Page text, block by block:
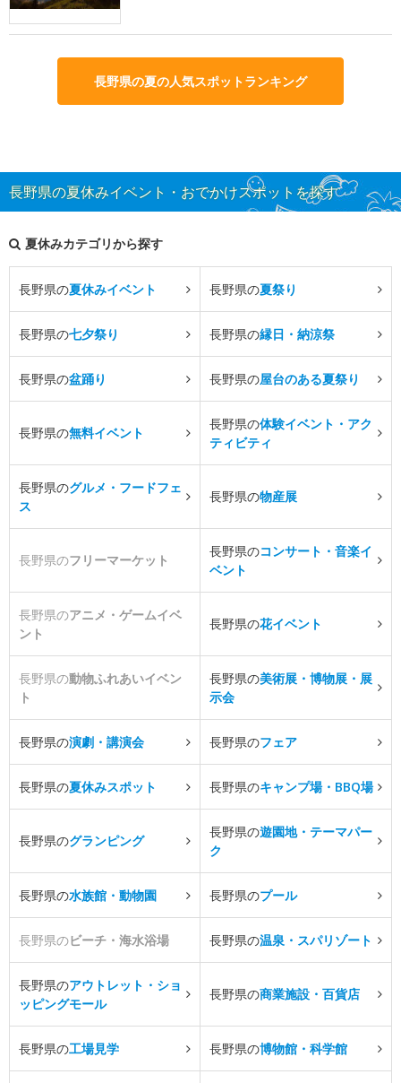
長野県の夏の人気スポットランキング
長野県の夏休みイベント・おでかけスポットを探す
夏休みカテゴリから探す
長野県の夏休みイベント 長野県の夏祭り
長野県の七夕祭り 長野県の縁日・納涼祭
長野県の盆踊り 長野県の屋台のある夏祭り
長野県の無料イベント
長野県の体験イベント・アク
ティビティ
長野県のグルメ・フードフェ
ス
長野県の物産展
長野県のフリーマーケット
長野県のコンサート・音楽イ
ベント
長野県のアニメ・ゲームイベ
ント
長野県の花イベント
長野県の動物ふれあいイベン
ト
長野県の美術展・博物展・展
示会
長野県の演劇・講演会 長野県のフェア
長野県の夏休みスポット 長野県のキャンプ場・BBQ場
長野県のグランピング
長野県の遊園地・テーマパー
ク
長野県の水族館・動物園 長野県のプール
長野県のビーチ・海水浴場 長野県の温泉・スパリゾート
長野県のアウトレット・ショ
ッピングモール
長野県の商業施設・百貨店
長野県の工場見学 長野県の博物館・科学館